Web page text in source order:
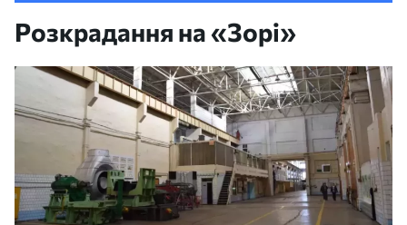
Розкрадання на «Зорі»